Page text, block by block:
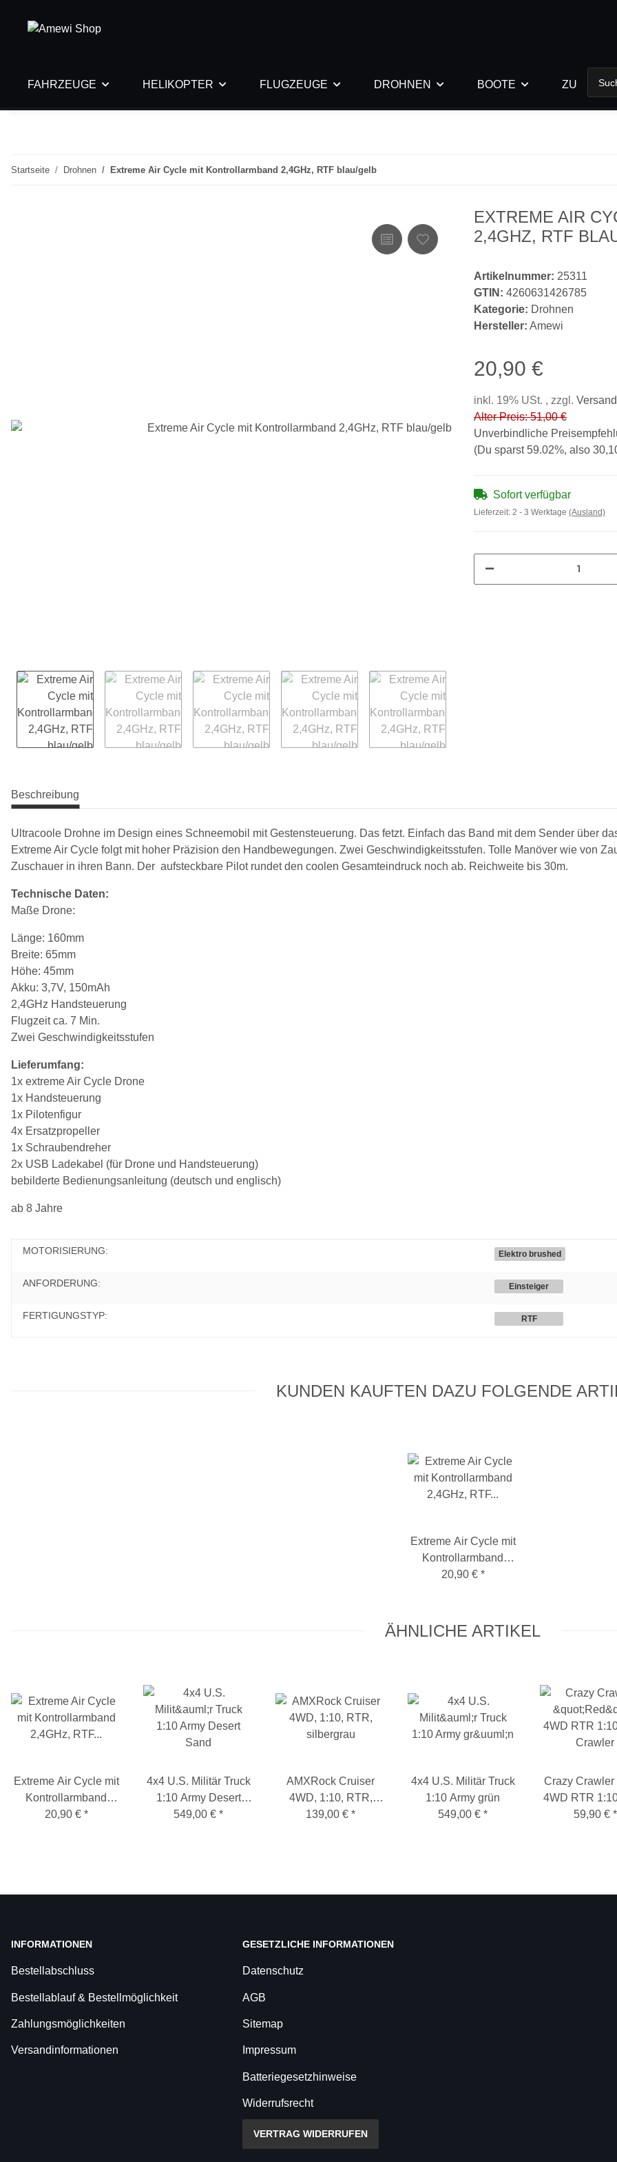
FAHRZEUGE HELIKOPTER FLUGZEUGE DROHNEN BOOTE ZUBEHÖR
Startseite Drohnen Extreme Air Cycle mit Kontrollarmband 2,4GHz, RTF blau/gelb
EXTREME AIR
2,4GHZ, RTF
Artikelnummer: 25311
GTIN: 4260631426785
Kategorie: Drohnen
Hersteller: Amewi
20,90 €
inkl. 19% USt. , zzgl. Versand
Alter Preis: 51,00 €
Unverbindliche
(Du sparst 59.02%, also
Sofort verfügbar
Lieferzeit: 2 - 3 Werktage (Ausland)
Beschreibung
Ultracoole Drohne im Design eines Schneemobil mit Gestensteuerung. Das fetzt. Einfach das Band mit dem Sender über
Extreme Air Cycle folgt mit hoher Präzision den Handbewegungen. Zwei Geschwindigkeitsstufen. Tolle Manöver wie von
Zuschauer in ihren Bann. Der aufsteckbare Pilot rundet den coolen Gesamteindruck noch ab. Reichweite bis 30m.
Technische Daten:
Maße Drone:
Länge: 160mm
Breite: 65mm
Höhe: 45mm
Akku: 3,7V, 150mAh
2,4GHz Handsteuerung
Flugzeit ca. 7 Min.
Zwei Geschwindigkeitsstufen
Lieferumfang:
1x extreme Air Cycle Drone
1x Handsteuerung
1x Pilotenfigur
4x Ersatzpropeller
1x Schraubendreher
2x USB Ladekabel (für Drone und Handsteuerung)
bebilderte Bedienungsanleitung (deutsch und englisch)
ab 8 Jahre
MOTORISIERUNG: Elektro brushed
ANFORDERUNG: Einsteiger
FERTIGUNGSTYP: RTF
KUNDEN KAUFTEN DAZU FOLGENDE
Extreme Air Cycle mit
Kontrollarmband
2,4GHz, RTF
20,90 € *
ÄHNLICHE ARTIKEL
Extreme Air Cycle mit
Kontrollarmband
2,4GHz, RTF
20,90 € *
4x4 U.S. Militär Truck
1:10 Army Desert
Sand
549,00 € *
AMXRock Cruiser
4WD, 1:10, RTR,
silbergrau
139,00 € *
4x4 U.S. Militär Truck
1:10 Army grün
549,00 € *
Crazy Crawler
4WD RTR 1:10
Crawler
59,90 € *
INFORMATIONEN
Bestellabschluss
Bestellablauf & Bestellmöglichkeit
Zahlungsmöglichkeiten
Versandinformationen
GESETZLICHE INFORMATIONEN
Datenschutz
AGB
Sitemap
Impressum
Batteriegesetzhinweise
Widerrufsrecht
VERTRAG WIDERRUFEN